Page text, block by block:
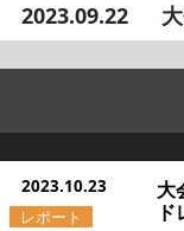
2023.09.22
2023.10.23
大
ド